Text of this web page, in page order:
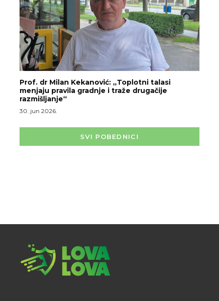
Prof. dr Milan Kekanović: „Toplotni talasi
menjaju pravila gradnje i traže drugačije
razmišljanje“
30. jun 2026.
SVI POBEDNICI